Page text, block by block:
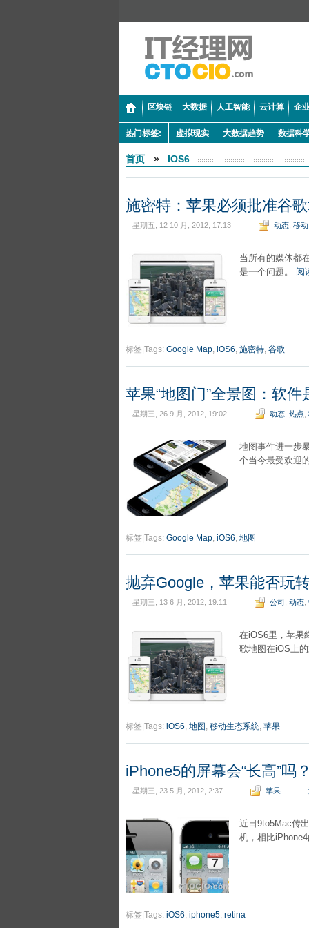
区块链 大数据 人工智能 云计算 企
热门标签: 虚拟现实 大数据趋势 数据科
首页 » IOS6
施密特：苹果必须批准谷
星期五, 12 10 月, 2012, 17:13 动态 移动
当所有的媒体都
是一个问题。 阅
标签|Tags: Google Map, iOS6, 施密特, 谷歌
苹果“地图门”全景图：软件
星期三, 26 9 月, 2012, 19:02 动态 热点
地图事件进一步
个当今最受欢迎
标签|Tags: Google Map, iOS6, 地图
抛弃Google，苹果能否玩
星期三, 13 6 月, 2012, 19:11 公司 动态
在iOS6里，苹果
歌地图在iOS上的
标签|Tags: iOS6, 地图 , 移动生态系统, 苹果
iPhone5的屏幕会“长高”吗？
星期三, 23 5 月, 2012, 2:37 苹果
近日9to5Mac传
机，相比
标签|Tags: iOS6, iphone5, retina